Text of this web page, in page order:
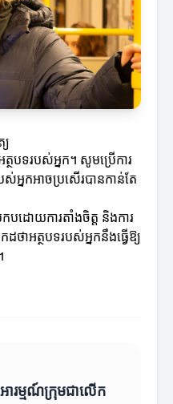
យ
ថបទរបស់អ្នក។ សូមប្រើការ
ស់អ្នកអាចប្រសើរបានកាន់តែ
រកបដោយការតាំងចិត្ត និងការ
ដថាអត្ថបទរបស់អ្នកនឹងធ្វើឱ្យ
អារម្មណ៍ក្រុមជាលើក